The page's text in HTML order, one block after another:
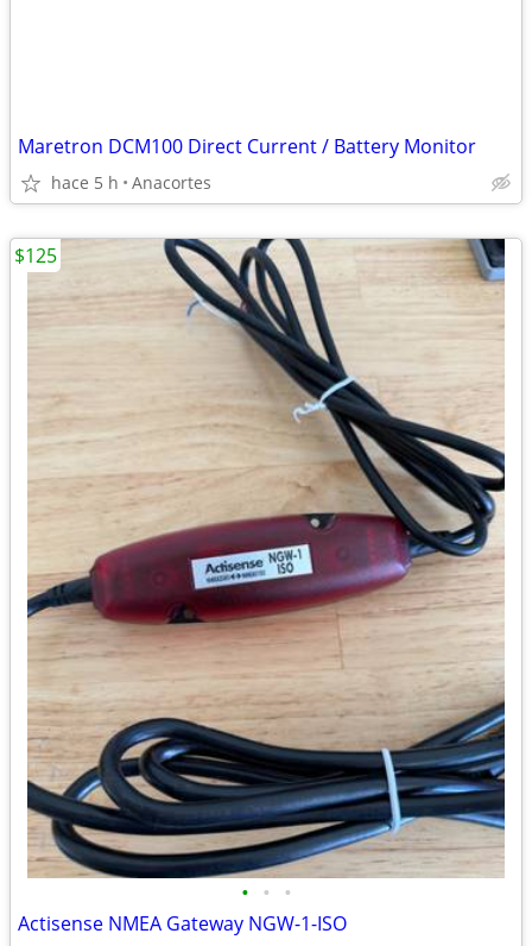
Maretron DCM100 Direct Current / Battery Monitor
hace 5 h Anacortes
• • •
Actisense NMEA Gateway NGW-1-ISO
$125